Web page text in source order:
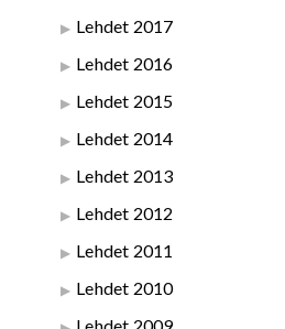
Lehdet 2017
Lehdet 2016
Lehdet 2015
Lehdet 2014
Lehdet 2013
Lehdet 2012
Lehdet 2011
Lehdet 2010